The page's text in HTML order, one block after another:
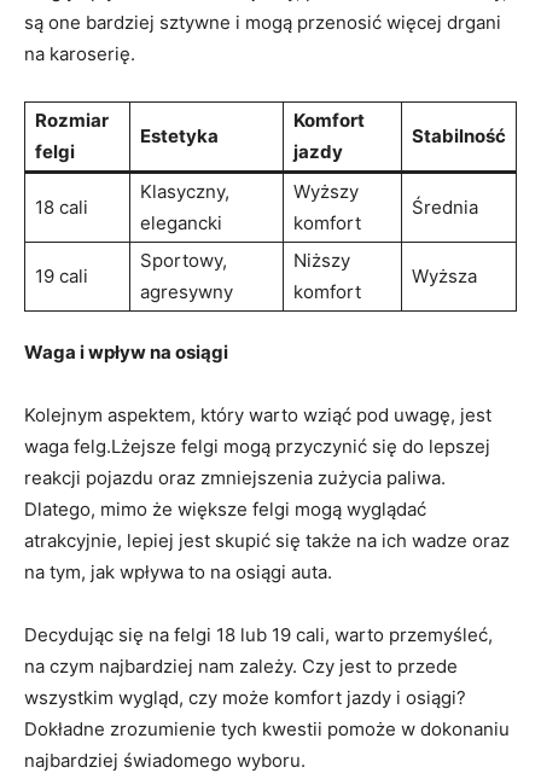
są ⁤one bardziej sztywne‌ i⁢ mogą przenosić więcej drgani
na karoserię.
Rozmiar‍
felgi
Estetyka
Komfort
jazdy
Stabilność
18 cali
Klasyczny,⁢
elegancki
Wyższy
komfort
Średnia
19 cali
Sportowy,
agresywny
Niższy
komfort
Wyższa
Waga i wpływ​ na osiągi
Kolejnym aspektem, który ⁤warto wziąć pod ⁢uwagę,⁤ jest
waga felg.Lżejsze ⁣felgi mogą przyczynić się do lepszej
reakcji pojazdu oraz zmniejszenia zużycia paliwa.
⁤Dlatego, mimo że większe felgi mogą wyglądać
atrakcyjnie, lepiej ⁢jest skupić się także na ich ⁢wadze oraz
na tym, jak wpływa to na ​osiągi auta.
Decydując się na felgi 18 lub 19‌ cali, warto przemyśleć,
na ‌czym najbardziej nam⁢ zależy. ⁣Czy jest ⁤to przede
wszystkim wygląd, czy może⁢ komfort jazdy i osiągi?
Dokładne zrozumienie tych kwestii pomoże w dokonaniu
najbardziej ‍świadomego wyboru.